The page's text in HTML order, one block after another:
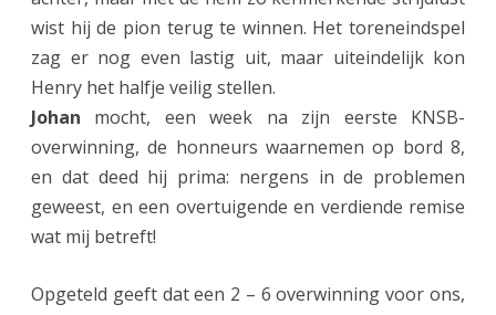
wist hij de pion terug te winnen. Het toreneindspel
zag er nog even lastig uit, maar uiteindelijk kon
Henry het halfje veilig stellen.
Johan mocht, een week na zijn eerste KNSB-
overwinning, de honneurs waarnemen op bord 8,
en dat deed hij prima: nergens in de problemen
geweest, en een overtuigende en verdiende remise
wat mij betreft!
Opgeteld geeft dat een 2 – 6 overwinning voor ons,